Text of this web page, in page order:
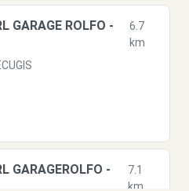
GARAGE ROLFO -
6.7
km
GARAGEROLFO -
7.1
km